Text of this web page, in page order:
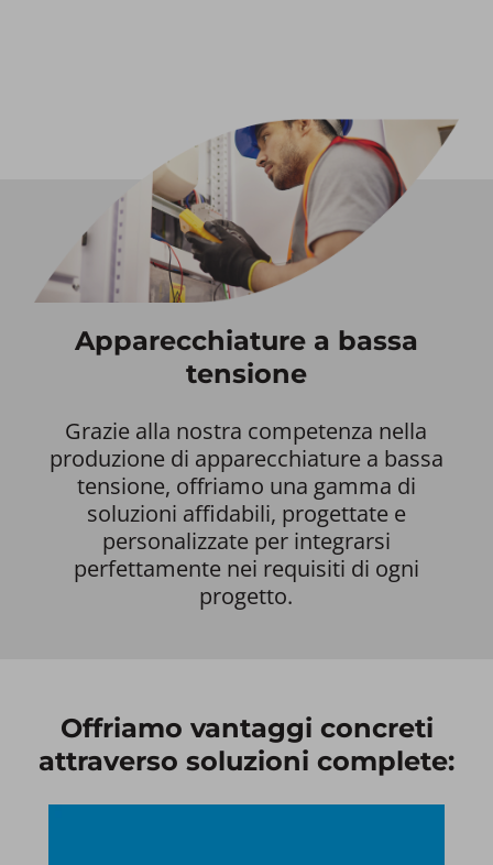
Apparecchiature a bassa
tensione
Grazie alla nostra competenza nella
produzione di apparecchiature a bassa
tensione, offriamo una gamma di
soluzioni affidabili, progettate e
personalizzate per integrarsi
perfettamente nei requisiti di ogni
progetto.
Offriamo vantaggi concreti
attraverso soluzioni complete:​